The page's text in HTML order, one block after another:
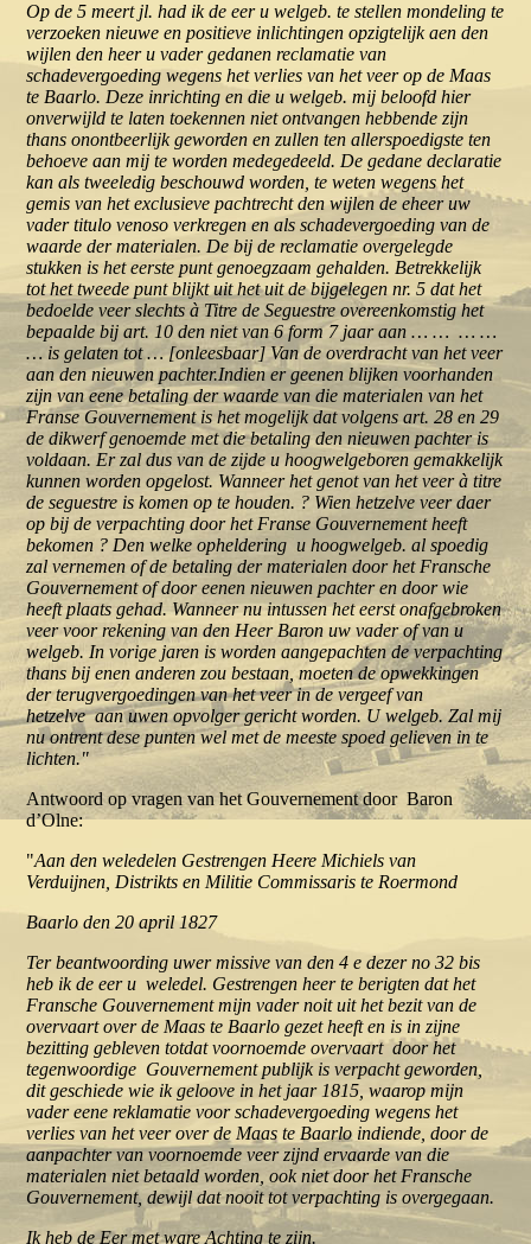
Op de 5 meert jl. had ik de eer u welgeb. te stellen mondeling te
verzoeken nieuwe en positieve inlichtingen opzigtelijk aen den
wijlen den heer u vader gedanen reclamatie van
schadevergoeding wegens het verlies van het veer op de Maas
te Baarlo. Deze inrichting en die u welgeb. mij beloofd hier
onverwijld te laten toekennen niet ontvangen hebbende zijn
thans onontbeerlijk geworden en zullen ten allerspoedigste ten
behoeve aan mij te worden medegedeeld. De gedane declaratie
kan als tweeledig beschouwd worden, te weten wegens het
gemis van het exclusieve pachtrecht den wijlen de eheer uw
vader titulo venoso verkregen en als schadevergoeding van de
waarde der materialen. De bij de reclamatie overgelegde
stukken is het eerste punt genoegzaam gehalden. Betrekkelijk
tot het tweede punt blijkt uit het uit de bijgelegen nr. 5 dat het
bedoelde veer slechts à Titre de Seguestre overeenkomstig het
bepaalde bij art. 10 den niet van 6 form 7 jaar aan … … … …
… is gelaten tot … [onleesbaar] Van de overdracht van het veer
aan den nieuwen pachter.Indien er geenen blijken voorhanden
zijn van eene betaling der waarde van die materialen van het
Franse Gouvernement is het mogelijk dat volgens art. 28 en 29
de dikwerf genoemde met die betaling den nieuwen pachter is
voldaan. Er zal dus van de zijde u hoogwelgeboren gemakkelijk
kunnen worden opgelost. Wanneer het genot van het veer à titre
de seguestre is komen op te houden. ? Wien hetzelve veer daer
op bij de verpachting door het Franse Gouvernement heeft
bekomen ? Den welke opheldering u hoogwelgeb. al spoedig
zal vernemen of de betaling der materialen door het Fransche
Gouvernement of door eenen nieuwen pachter en door wie
heeft plaats gehad. Wanneer nu intussen het eerst onafgebroken
veer voor rekening van den Heer Baron uw vader of van u
welgeb. In vorige jaren is worden aangepachten de verpachting
thans bij enen anderen zou bestaan, moeten de opwekkingen
der terugvergoedingen van het veer in de vergeef van
hetzelve aan uwen opvolger gericht worden. U welgeb. Zal mij
nu ontrent dese punten wel met de meeste spoed gelieven in te
lichten."
Antwoord op vragen van het Gouvernement door Baron
d’Olne:
"Aan den weledelen Gestrengen Heere Michiels van
Verduijnen, Distrikts en Militie Commissaris te Roermond
Baarlo den 20 april 1827
Ter beantwoording uwer missive van den 4 e dezer no 32 bis
heb ik de eer u weledel. Gestrengen heer te berigten dat het
Fransche Gouvernement mijn vader noit uit het bezit van de
overvaart over de Maas te Baarlo gezet heeft en is in zijne
bezitting gebleven totdat voornoemde overvaart door het
tegenwoordige Gouvernement publijk is verpacht geworden,
dit geschiede wie ik geloove in het jaar 1815, waarop mijn
vader eene reklamatie voor schadevergoeding wegens het
verlies van het veer over de Maas te Baarlo indiende, door de
aanpachter van voornoemde veer zijnd ervaarde van die
materialen niet betaald worden, ook niet door het Fransche
Gouvernement, dewijl dat nooit tot verpachting is overgegaan.
Ik heb de Eer met ware Achting te zijn.